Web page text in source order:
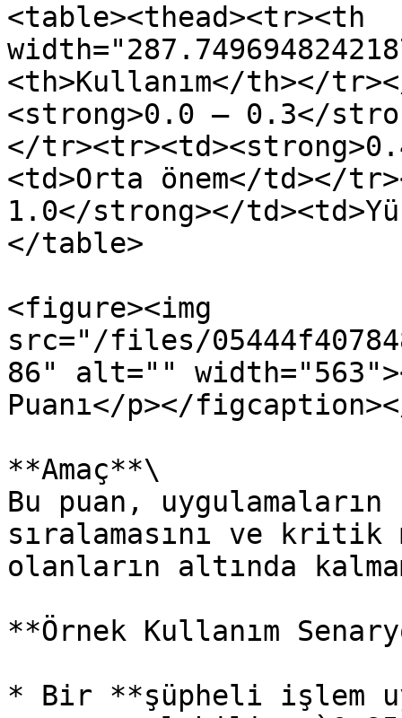
<table><thead><tr><th
<th>Kullanım</th></
<strong>0.0 – 0.3</
</
<td>Orta önem</td></
1.0</strong></
</table>
<figure><img
src="/files/
86" alt=""
Puanı</p></
**Amaç**\
Bu puan,
sıralamasını ve kritik
olanların altında
**Örnek Kullanım
* Bir **şüpheli işlem